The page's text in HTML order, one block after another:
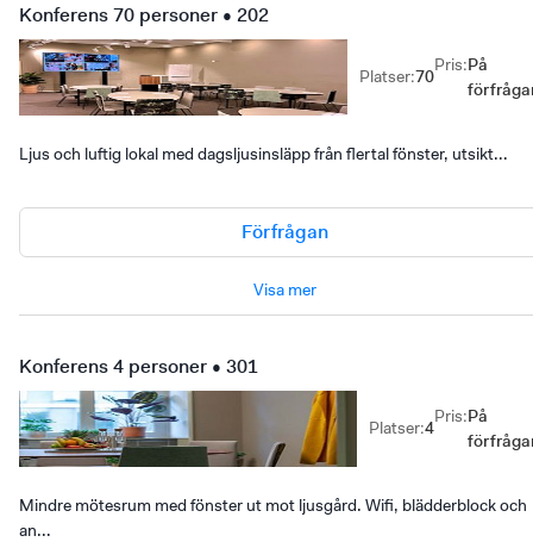
Konferens 70 personer • 202
Platser:70
Pris:På
Ljus och luftig lokal med dagsljusinsläpp från flertal fönster, utsikt...
Förfrågan
Visa mer
Konferens 4 personer • 301
Platser:4
Pris:På
Mindre mötesrum med fönster ut mot ljusgård. Wifi, blädderblock och
an...